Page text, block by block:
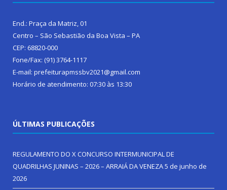
End.: Praça da Matriz, 01
Centro – São Sebastião da Boa Vista – PA
CEP: 68820-000
Fone/Fax: (91) 3764-1117
E-mail: prefeiturapmssbv2021@gmail.com
Horário de atendimento: 07:30 às 13:30
ÚLTIMAS PUBLICAÇÕES
REGULAMENTO DO X CONCURSO INTERMUNICIPAL DE
QUADRILHAS JUNINAS – 2026 – ARRAIÁ DA VENEZA5 de junho de
2026